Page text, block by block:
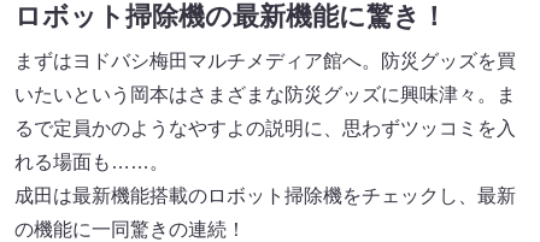
ロボット掃除機の最新機能に驚き！
まずはヨドバシ梅田マルチメディア館へ。防災グッズを買
いたいという岡本はさまざまな防災グッズに興味津々。ま
るで定員かのようなやすよの説明に、思わずツッコミを入
れる場面も……。
成田は最新機能搭載のロボット掃除機をチェックし、最新
の機能に一同驚きの連続！